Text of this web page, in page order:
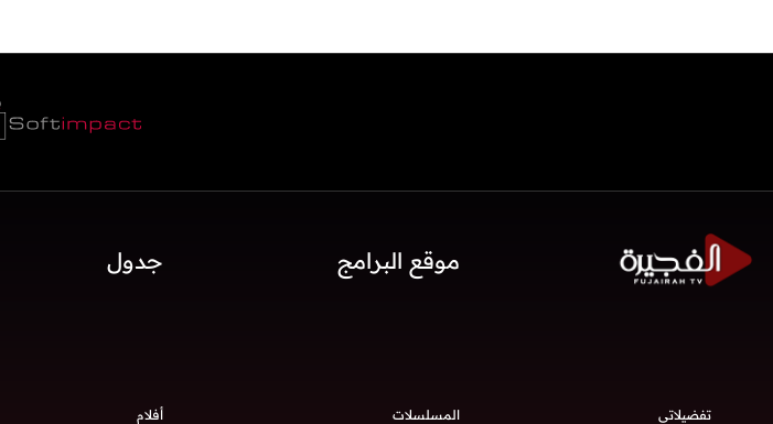
موقع البرامج جدول
تفضيلاتي المسلسلات أفلام